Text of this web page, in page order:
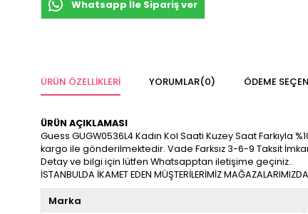
Whatsapp İle Sipariş ver
ÜRÜN ÖZELLIKLERI YORUMLAR(0) ÖDEME
ÜRÜN AÇIKLAMASI
Guess GUGW0536L4 Kadın Kol Saati Kuzey Saat
kargo ile gönderilmektedir. Vade Farksız 3-6-9 Taksit
Detay ve bilgi için lütfen Whatsapptan iletişime geçiniz..
İSTANBULDA İKAMET EDEN MÜŞTERİLERİMİZ
Marka